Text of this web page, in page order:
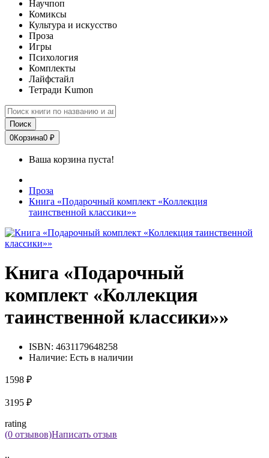
Научпоп
Комиксы
Культура и искусство
Проза
Игры
Психология
Комплекты
Лайфстайл
Тетради Kumon
Поиск
0Корзина0 ₽
Ваша корзина пуста!
Проза
Книга «Подарочный комплект «Коллекция
таинственной классики»»
Книга «Подарочный
комплект «Коллекция
таинственной классики»»
ISBN: 4631179648258
Наличие: Есть в наличии
1598 ₽
3195 ₽
rating
(0 отзывов)Написать отзыв
..